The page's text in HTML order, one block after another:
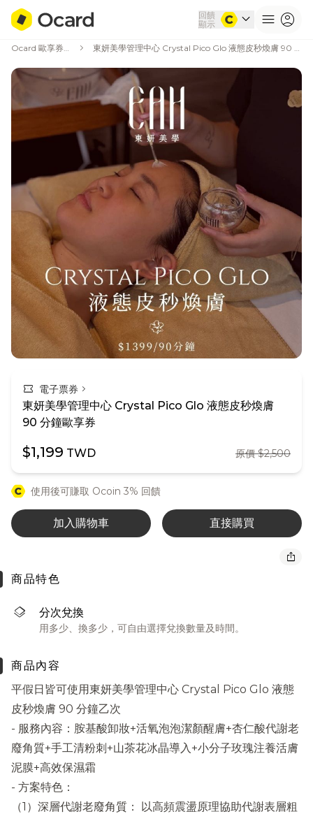
回饋
顯示
expand_more menu account_circle
Ocard 歐享券商城 chevron_right 東妍美學管理中心 Crystal Pico Glo 液態皮秒煥膚 90 分鐘歐享券
confirmation_number 電子票券 chevron_right
東妍美學管理中心 Crystal Pico Glo 液態皮秒煥膚
90 分鐘歐享券
$1,199 TWD 原價 $2,500
使用後可賺取 Ocoin 3% 回饋
加入購物車 直接購買
ios_share
商品特色
layers 分次兌換
用多少、換多少，可自由選擇兌換數量及時間。
商品內容
平假日皆可使用東妍美學管理中心 Crystal Pico Glo 液態
皮秒煥膚 90 分鐘乙次
- 服務內容：胺基酸卸妝+活氧泡泡潔顏醒膚+杏仁酸代謝老
廢角質+手工清粉刺+山茶花冰晶導入+小分子玫瑰注養活膚
泥膜+高效保濕霜
- 方案特色：
（1）深層代謝老廢角質： 以高頻震盪原理協助代謝表層粗